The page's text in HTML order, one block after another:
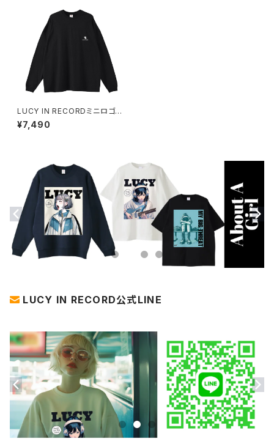
LUCY IN RECORDミニロゴロ
ングスリーブTシャツ 1014-23
0221083
¥7,490
LUCY IN RECORD公式LINE